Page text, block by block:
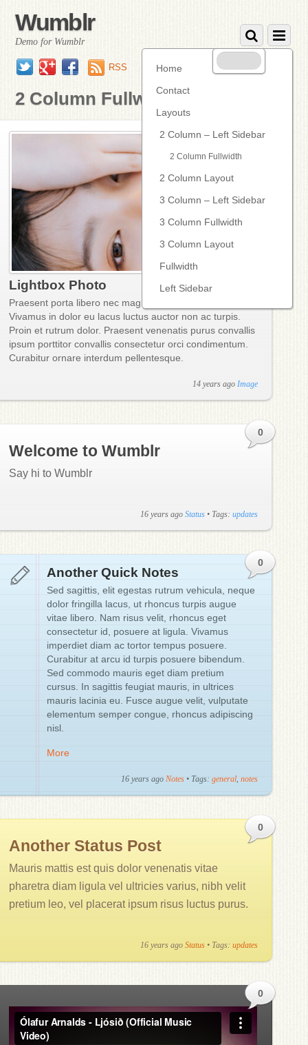
Wumblr
Demo for Wumblr
TwitterGoogle+FacebookRSS Home
Contact
Layouts
2 Column – Left Sidebar
2 Column Fullwidth
2 Column Layout
3 Column – Left Sidebar
3 Column Fullwidth
3 Column Layout
Fullwidth
Left Sidebar
2 Column Fullwidth
Lightbox Photo
Praesent porta libero nec magna vulputate porta.
Vivamus in dolor eu lacus luctus auctor non ac turpis.
Proin et rutrum dolor. Praesent venenatis purus convallis
ipsum porttitor convallis consectetur orci condimentum.
Curabitur ornare interdum pellentesque.
14 years ago Image
Welcome to Wumblr
Say hi to Wumblr
0
16 years ago Status• Tags: updates
Another Quick Notes
Sed sagittis, elit egestas rutrum vehicula, neque
dolor fringilla lacus, ut rhoncus turpis augue
vitae libero. Nam risus velit, rhoncus eget
consectetur id, posuere at ligula. Vivamus
imperdiet diam ac tortor tempus posuere.
Curabitur at arcu id turpis posuere bibendum.
Sed commodo mauris eget diam pretium
cursus. In sagittis feugiat mauris, in ultrices
mauris lacinia eu. Fusce augue velit, vulputate
elementum semper congue, rhoncus adipiscing
nisl.
More
0
16 years ago Notes• Tags: general, notes
Another Status Post
Mauris mattis est quis dolor venenatis vitae
pharetra diam ligula vel ultricies varius, nibh velit
pretium leo, vel placerat ipsum risus luctus purus.
0
16 years ago Status• Tags: updates
0